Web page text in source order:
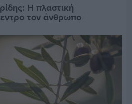
Η πλαστική
τον άνθρωπο